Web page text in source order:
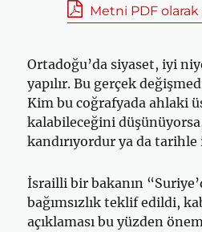
Metni PDF
Ortadoğu’da siyaset, iyi
yapılır. Bu gerçek
Kim bu coğrafyada ahlaki
kalabileceğini
kandırıyordur ya da
İsrailli bir bakanın
bağımsızlık teklif edildi,
açıklaması bu yüzden